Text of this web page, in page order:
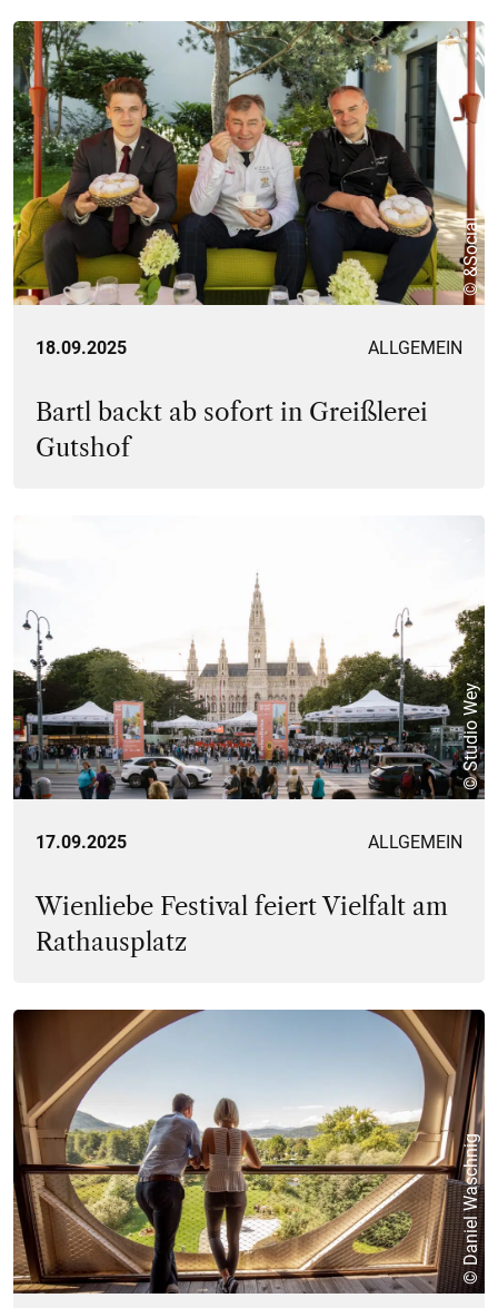
© &Social
18.09.2025 ALLGEMEIN
Bartl backt ab sofort in Greißlerei
Gutshof
© Studio Wey
17.09.2025 ALLGEMEIN
Wienliebe Festival feiert Vielfalt am
Rathausplatz
© Daniel Waschnig